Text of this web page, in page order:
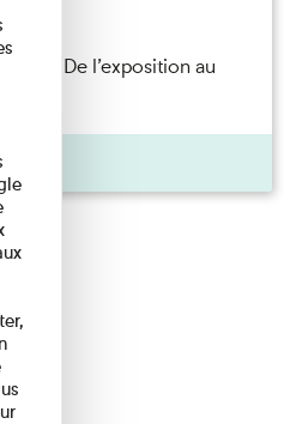
n°8. De l’exposition au